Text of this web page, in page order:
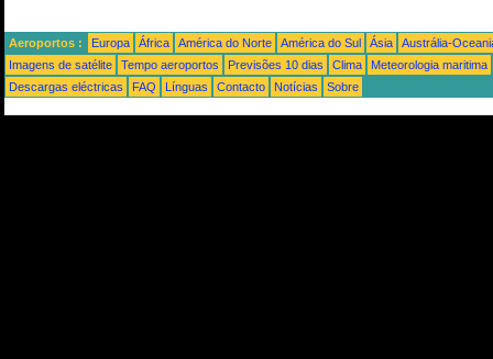
Aeroportos : Europa África América do Norte América do Sul Ásia
Austrália-
Imagens de satélite
Tempo aeroportos Previsões 10 dias Clima
Meteorologia maritima
Descargas eléctricas
FAQ Línguas Contacto Notícias Sobre